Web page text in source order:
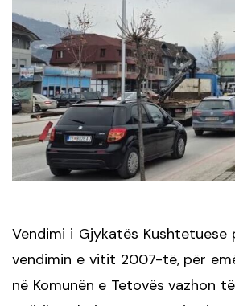
Vendimi i Gjykatës Kushtetuese
vendimin e vitit 2007-të, për
në Komunën e Tetovës vazhon